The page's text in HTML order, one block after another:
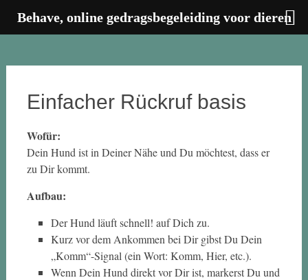
Einfacher Rückruf basis
Wofür:
Dein Hund ist in Deiner Nähe und Du möchtest, dass er
zu Dir kommt.
Aufbau:
Der Hund läuft schnell! auf Dich zu.
Kurz vor dem Ankommen bei Dir gibst Du Dein
„Komm“-Signal (ein Wort: Komm, Hier, etc.).
Wenn Dein Hund direkt vor Dir ist, markerst Du und
Behave, online gedragsbegeleiding voor dieren